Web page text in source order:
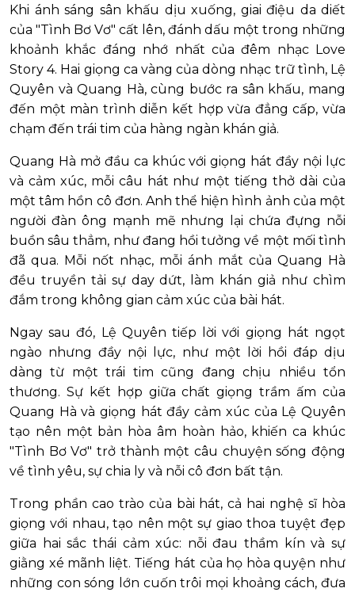
Khi ánh sáng sân khấu dịu xuống, giai điệu da diết
của "Tình Bơ Vơ" cất lên, đánh dấu một trong những
khoảnh khắc đáng nhớ nhất của đêm nhạc Love
Story 4. Hai giọng ca vàng của dòng nhạc trữ tình, Lệ
Quyên và Quang Hà, cùng bước ra sân khấu, mang
đến một màn trình diễn kết hợp vừa đẳng cấp, vừa
chạm đến trái tim của hàng ngàn khán giả.
Quang Hà mở đầu ca khúc với giọng hát đầy nội lực
và cảm xúc, mỗi câu hát như một tiếng thở dài của
một tâm hồn cô đơn. Anh thể hiện hình ảnh của một
người đàn ông mạnh mẽ nhưng lại chứa đựng nỗi
buồn sâu thẳm, như đang hồi tưởng về một mối tình
đã qua. Mỗi nốt nhạc, mỗi ánh mắt của Quang Hà
đều truyền tải sự day dứt, làm khán giả như chìm
đắm trong không gian cảm xúc của bài hát.
Ngay sau đó, Lệ Quyên tiếp lời với giọng hát ngọt
ngào nhưng đầy nội lực, như một lời hồi đáp dịu
dàng từ một trái tim cũng đang chịu nhiều tổn
thương. Sự kết hợp giữa chất giọng trầm ấm của
Quang Hà và giọng hát đầy cảm xúc của Lệ Quyên
tạo nên một bản hòa âm hoàn hảo, khiến ca khúc
"Tình Bơ Vơ" trở thành một câu chuyện sống động
về tình yêu, sự chia ly và nỗi cô đơn bất tận.
Trong phần cao trào của bài hát, cả hai nghệ sĩ hòa
giọng với nhau, tạo nên một sự giao thoa tuyệt đẹp
giữa hai sắc thái cảm xúc: nỗi đau thầm kín và sự
giằng xé mãnh liệt. Tiếng hát của họ hòa quyện như
những con sóng lớn cuốn trôi mọi khoảng cách, đưa